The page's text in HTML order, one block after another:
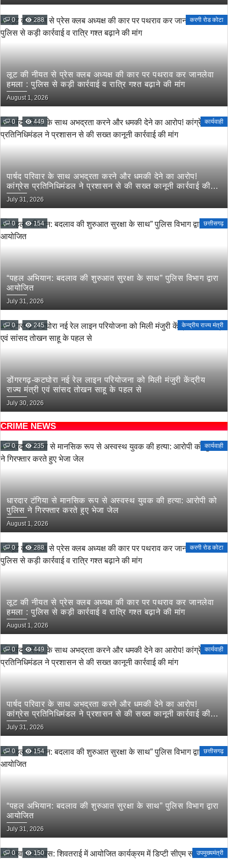
0 288 करगी रोड कोटा
लूट की नीयत से प्रेस क्लब अध्यक्ष की कार पर पथराव कर जानलेवा
हमला : पुलिस से कड़ी कार्रवाई व रात्रि गश्त बढ़ाने की मांग
August 1, 2026
0 449 कार्यवाही
पार्षद परिवार के साथ अभद्रता करने और धमकी देने का आरोप!
कांग्रेस प्रतिनिधिमंडल ने प्रशासन से की सख्त कानूनी कार्रवाई की
मांग
July 31, 2026
0 154 छत्तीसगढ़
“पहल अभियान: बदलाव की शुरुआत सुरक्षा के साथ” पुलिस विभाग द्वारा
आयोजित
July 31, 2026
0 245 केन्द्रीय राज्य मंत्री
डोंगरगढ़-कटघोरा नई रेल लाइन परियोजना को मिली मंजुरी केंद्रीय
राज्य मंत्री एवं सांसद तोखन साहू के पहल से
July 30, 2026
CRIME NEWS
0 235 कार्यवाही
धारदार टंगिया से मानसिक रूप से अस्वस्थ युवक की हत्या: आरोपी को
पुलिस ने गिरफ्तार करते हुए भेजा जेल
August 1, 2026
0 288 करगी रोड कोटा
लूट की नीयत से प्रेस क्लब अध्यक्ष की कार पर पथराव कर जानलेवा
हमला : पुलिस से कड़ी कार्रवाई व रात्रि गश्त बढ़ाने की मांग
August 1, 2026
0 449 कार्यवाही
पार्षद परिवार के साथ अभद्रता करने और धमकी देने का आरोप!
कांग्रेस प्रतिनिधिमंडल ने प्रशासन से की सख्त कानूनी कार्रवाई की
मांग
July 31, 2026
0 154 छत्तीसगढ़
“पहल अभियान: बदलाव की शुरुआत सुरक्षा के साथ” पुलिस विभाग द्वारा
आयोजित
July 31, 2026
0 150 उपमुख्यमंत्री